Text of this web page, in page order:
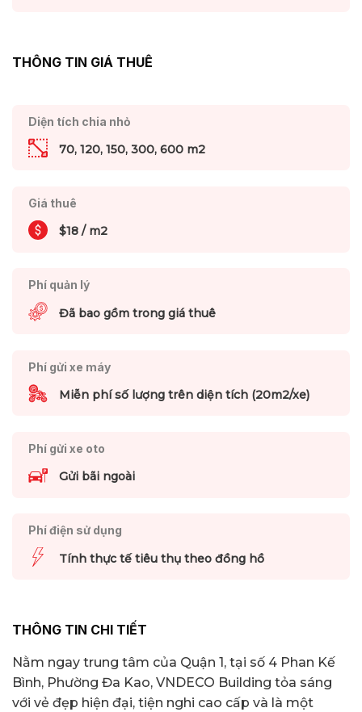
THÔNG TIN GIÁ THUÊ
Diện tích chia nhỏ
70, 120, 150, 300, 600 m2
Giá thuê
$18 / m2
Phí quản lý
Đã bao gồm trong giá thuê
Phí gửi xe máy
Miễn phí số lượng trên diện tích (20m2/xe)
Phí gửi xe oto
Gửi bãi ngoài
Phí điện sử dụng
Tính thực tế tiêu thụ theo đồng hồ
THÔNG TIN CHI TIẾT
Nằm ngay trung tâm của Quận 1, tại số 4 Phan Kế
Bình, Phường Đa Kao, VNDECO Building tỏa sáng
với vẻ đẹp hiện đại, tiện nghi cao cấp và là một